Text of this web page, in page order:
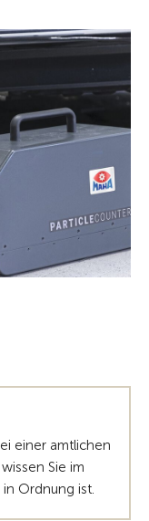
einer amtlichen
Sie im
Ordnung ist.